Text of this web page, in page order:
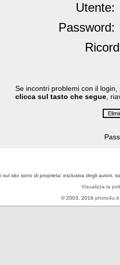
Utente:
Password:
Se incontri problemi con il
clicca sul tasto che segue ,
sul sito sono di proprieta' esclusiva degli autori,
Visualizza la
© 2003, 2016 photo4u.it